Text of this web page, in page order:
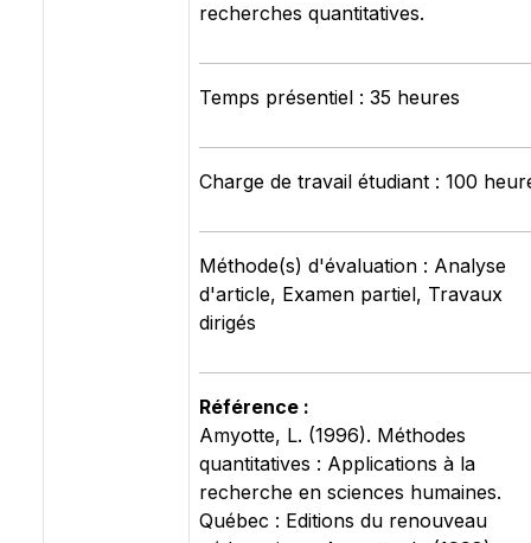
recherches quantitatives.
Temps présentiel : 35 heures
Charge de travail étudiant : 100
Méthode(s) d'évaluation : Analyse
d'article, Examen partiel, Travaux
dirigés
Référence :
Amyotte, L. (1996). Méthodes
quantitatives : Applications à la
recherche en sciences humaines.
Québec : Editions du renouveau